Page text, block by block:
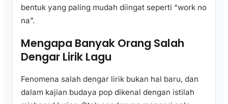
bentuk yang paling mudah diingat seperti “work no
na”.
Mengapa Banyak Orang Salah
Dengar Lirik Lagu
Fenomena salah dengar lirik bukan hal baru, dan
dalam kajian budaya pop dikenal dengan istilah